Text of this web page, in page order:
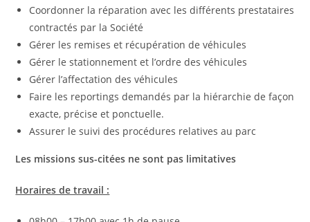
Coordonner la réparation avec les différents prestataires
contractés par la Société
Gérer les remises et récupération de véhicules
Gérer le stationnement et l’ordre des véhicules
Gérer l’affectation des véhicules
Faire les reportings demandés par la hiérarchie de façon
exacte, précise et ponctuelle.
Assurer le suivi des procédures relatives au parc
Les missions sus-citées ne sont pas limitatives
Horaires de travail :